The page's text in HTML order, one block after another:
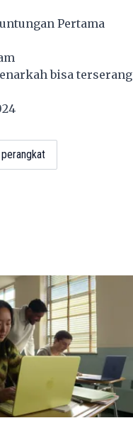
Pertama
bisa terserang
perangkat